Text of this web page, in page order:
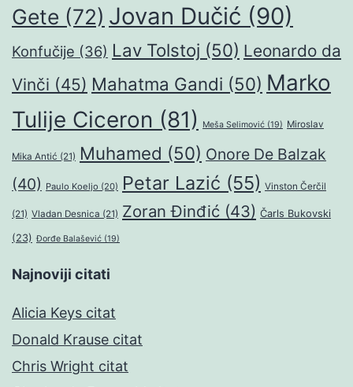
Gete (72) Jovan Dučić (90)
Konfučije (36) Lav Tolstoj (50) Leonardo da
Vinči (45) Mahatma Gandi (50) Marko
Tulije Ciceron (81) Meša Selimović (19) Miroslav
Mika Antić (21) Muhamed (50) Onore De Balzak
(40) Paulo Koeljo (20) Petar Lazić (55) Vinston Čerčil
(21) Vladan Desnica (21) Zoran Đinđić (43) Čarls Bukovski
(23) Đorđe Balašević (19)
Najnoviji citati
Alicia Keys citat
Donald Krause citat
Chris Wright citat